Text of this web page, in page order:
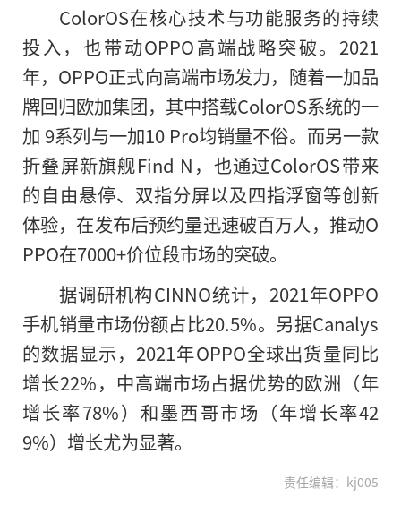
ColorOS在核心技术与功能服务的持续
投入，也带动OPPO高端战略突破。2021
年，OPPO正式向高端市场发力，随着一加品
牌回归欧加集团，其中搭载ColorOS系统的一
加 9系列与一加10 Pro均销量不俗。而另一款
折叠屏新旗舰Find N，也通过ColorOS带来
的自由悬停、双指分屏以及四指浮窗等创新
体验，在发布后预约量迅速破百万人，推动O
PPO在7000+价位段市场的突破。
据调研机构CINNO统计，2021年OPPO
手机销量市场份额占比20.5%。另据Canalys
的数据显示，2021年OPPO全球出货量同比
增长22%，中高端市场占据优势的欧洲（年
增长率78%）和墨西哥市场（年增长率42
9%）增长尤为显著。
责任编辑：kj005